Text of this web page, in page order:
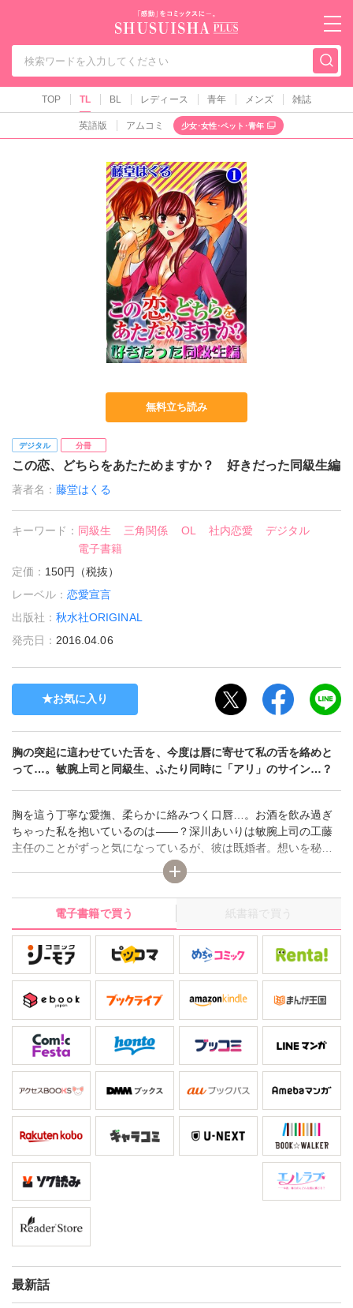
秋水社PLUS（テ
TOP TL BL レディース 青年 メンズ 雑誌
英語版 アムコミ 少女･女性･ペット･青年
無料立ち読み
デジタル 分冊
この恋、どちらをあたためますか？ 好きだった同級生編
著者名：藤堂はくる
キーワード： 同級生 三角関係 OL 社内恋愛
デジタル
電子書籍
定価： 150円（税抜）
レーベル：恋愛宣言
出版社：秋水社ORIGINAL
発売日： 2016.04.06
お気に入り
胸の突起に這わせていた舌を、今度は唇に寄せて私の舌を絡めと
って…。敏腕上司と同級生、ふたり同時に「アリ」のサイン…？
胸を這う丁寧な愛撫、柔らかに絡みつく口唇…。お酒を飲み過ぎ
ちゃった私を抱いているのは――？深川あいりは敏腕上司の工藤
主任のことがずっと気になっているが、彼は既婚者。想いを秘め
たまま部下として過ごしていた。そんなある日、高校の同級生か
ら誘われた合コンで、当時気になっていた松井と再会…！その
上、松井は今でもあいりを憶えていて…。 ――気が付けば、あい
りは松井と２人で…。【第１巻は「この恋、どちらをあたためま
すか？ 憧れの上司編」第１巻と同じ内容です。２巻以降のお話が
異なります。】
電子書籍で買う 紙書籍で買う
最新話